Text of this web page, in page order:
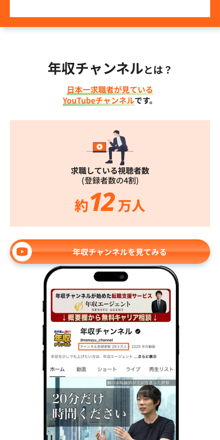
年収チャンネルとは？
日本一求職者が見ている
YouTubeチャンネルです。
求職している視聴者数
(登録者数の4割)
約12 万人
年収チャンネルを見てみる